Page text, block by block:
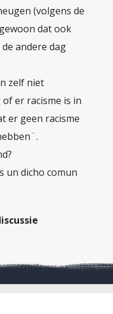
(volgens de
dat ook
andere dag
zelf niet
of er racisme is in
er geen racisme
un dicho comun